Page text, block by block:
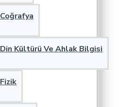
Coğrafya
Din Kültürü Ve Ahlak Bilgisi
Fizik